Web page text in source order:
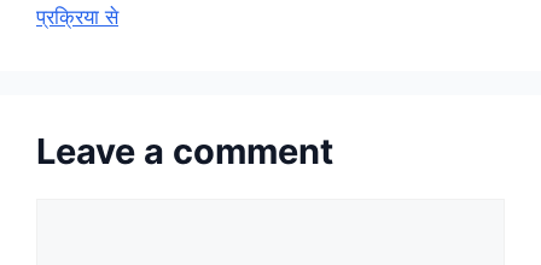
प्रक्रिया से
Leave a comment